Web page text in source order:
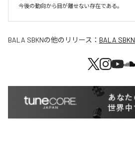
今後の動向から目が離せない存在である。
BALA SBKNの他のリリース： BALA SBKN